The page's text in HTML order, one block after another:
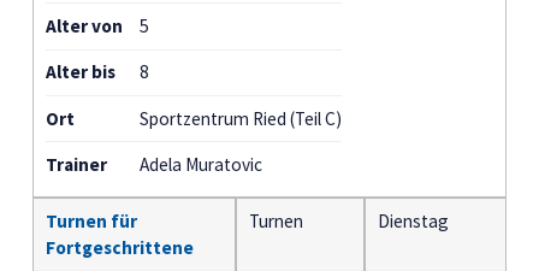
Alter von 5
Alter bis 8
Ort Sportzentrum Ried (Teil C)
Trainer Adela Muratovic
Turnen für
Fortgeschrittene
Turnen Dienstag